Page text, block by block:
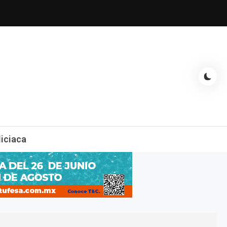
entrevistas con famosos, showbizz, podcast, chismes y